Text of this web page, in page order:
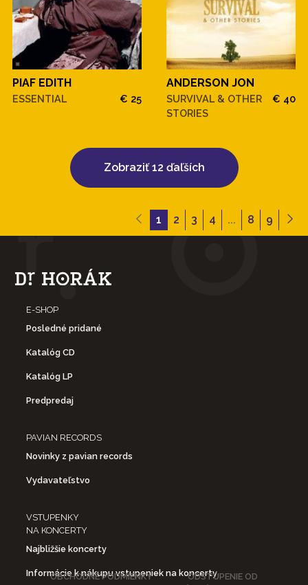
PIAF EDITH
ESSENTIAL € 25
ANDERSON JON
SURVIVAL & OTHER
STORIES
€ 40
Zobraziť 12 ďaľších
1 2 3 4 ... 8 9
E-SHOP
Posledné pridané
Katalóg CD
Katalóg LP
Predpredaj
PAVIAN RECORDS
Novinky z pavian records
Vydavateľstvo
VSTUPENKY
NA KONCERTY
Najbližšie koncerty
Informácie k nákupu vstupeniek na koncerty
OBCHODNÉ PODMIENKY
ODSTÚPENIE OD